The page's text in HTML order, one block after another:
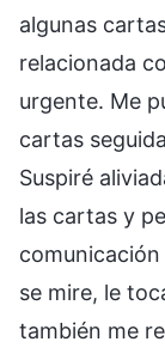
algunas
relacionada
urgente. Me
cartas
Suspiré
las cartas y
se mire, le
también me